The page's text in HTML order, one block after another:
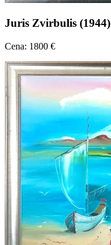
Juris Zvirbulis (1944)
Cena: 1800 €